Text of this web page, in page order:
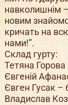
навколишнім
новим
кричать на
нами!”.
Склад гурту:
Тетяна
Євгеній
Євген Гусак –
Владислав